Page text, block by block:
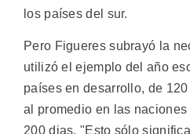
los países del sur.
Pero Figueres subrayó la
utilizó el ejemplo del año
países en desarrollo, de
al promedio en las
200 dias. "Esto sólo